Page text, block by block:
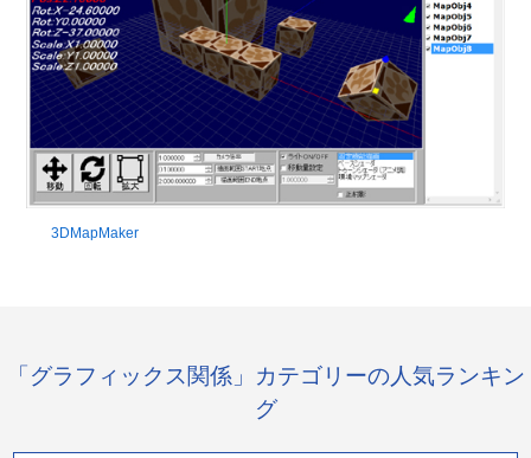
3DMapMaker
「グラフィックス関係」カテゴリーの人気ランキン
グ